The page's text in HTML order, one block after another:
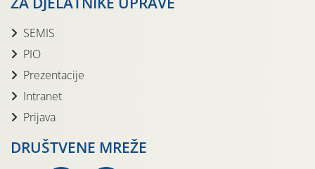
SEMIS
PIO
Prezentacije
Intranet
Prijava
DRUŠTVENE MREŽE